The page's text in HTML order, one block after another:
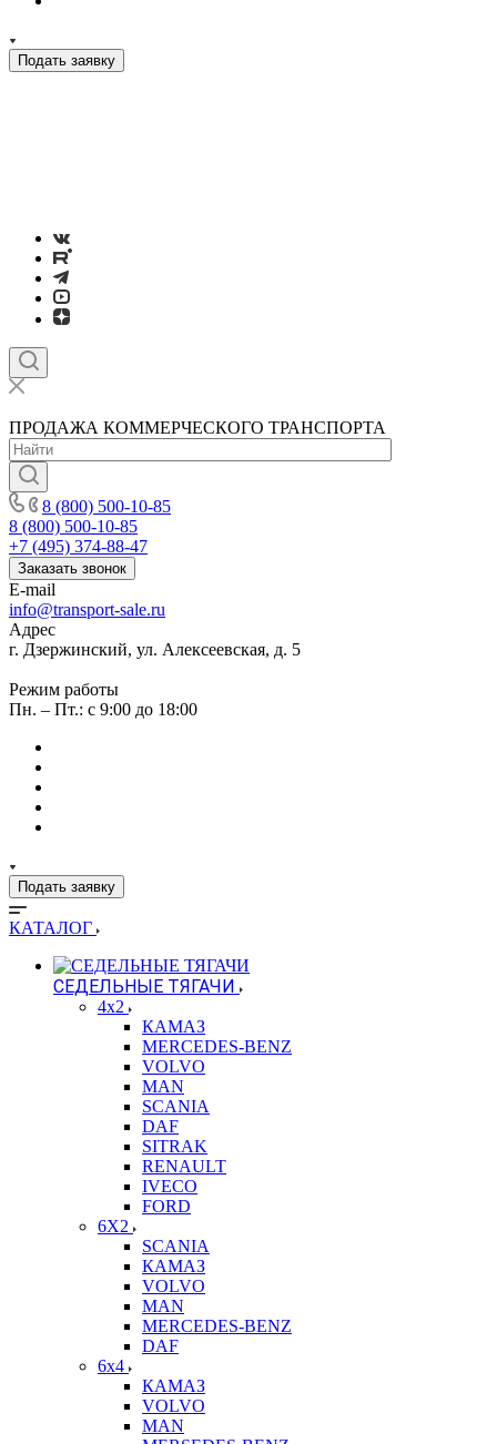
Подать заявку
ПРОДАЖА КОММЕРЧЕСКОГО ТРАНСПОРТА
8 (800) 500-10-85
8 (800) 500-10-85
+7 (495) 374-88-47
Заказать звонок
E-mail
info@transport-sale.ru
Адрес
г. Дзержинский, ул. Алексеевская, д. 5
Режим работы
Пн. – Пт.: с 9:00 до 18:00
Подать заявку
КАТАЛОГ
СЕДЕЛЬНЫЕ ТЯГАЧИ
4x2
КАМАЗ
MERCEDES-BENZ
VOLVO
MAN
SCANIA
DAF
SITRAK
RENAULT
IVECO
FORD
6X2
SCANIA
КАМАЗ
VOLVO
MAN
MERCEDES-BENZ
DAF
6x4
КАМАЗ
VOLVO
MAN